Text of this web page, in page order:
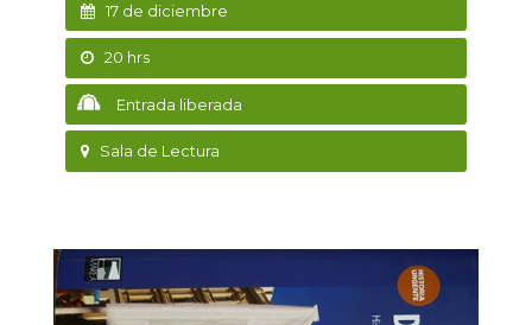
17 de diciembre
20 hrs
Entrada liberada
Sala de Lectura